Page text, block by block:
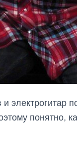
электрогитар
понятно,